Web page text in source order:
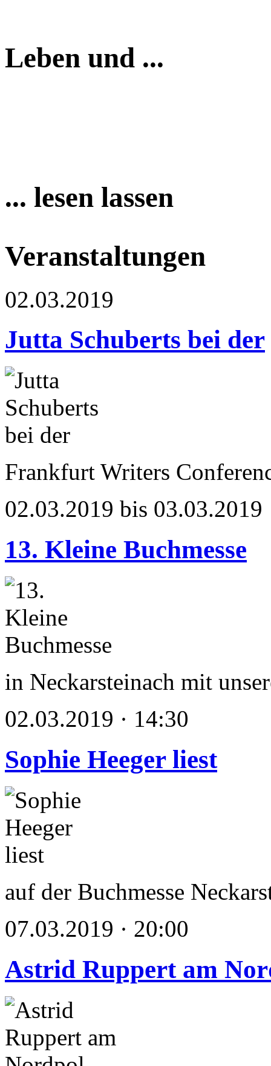
Leben und ...
... lesen lassen
Veranstaltungen
02.03.2019
Jutta Schuberts bei der
Frankfurt Writers
02.03.2019 bis 03.03.2019
13. Kleine Buchmesse
in Neckarsteinach mit
02.03.2019 · 14:30
Sophie Heeger liest
auf der Buchmesse
07.03.2019 · 20:00
Astrid Ruppert am